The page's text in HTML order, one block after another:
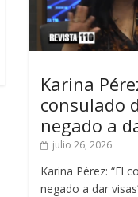
Karina
consulado
negado a
julio 26, 2026
Karina Pérez: “El
negado a dar